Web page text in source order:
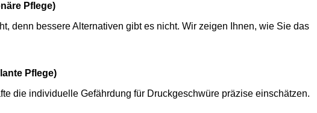
Pflege)
denn bessere Alternativen gibt es nicht. Wir zeigen Ihnen, wie Sie das
Pflege)
die individuelle Gefährdung für Druckgeschwüre präzise einschätzen.